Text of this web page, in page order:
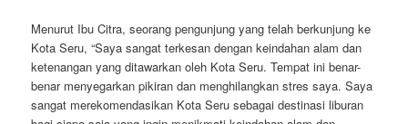
Menurut Ibu Citra, seorang pengunjung yang telah berkunjung ke
Kota Seru, “Saya sangat terkesan dengan keindahan alam dan
ketenangan yang ditawarkan oleh Kota Seru. Tempat ini benar-
benar menyegarkan pikiran dan menghilangkan stres saya. Saya
sangat merekomendasikan Kota Seru sebagai destinasi liburan